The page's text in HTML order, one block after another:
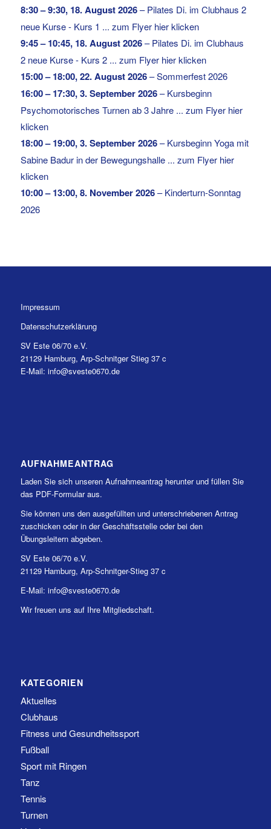
8:30– 9:30, 18. August 2026–Pilates Di. im Clubhaus 2
neue Kurse - Kurs 1 ... zum Flyer hier klicken
9:45– 10:45, 18. August 2026–Pilates Di. im Clubhaus
2 neue Kurse - Kurs 2 ... zum Flyer hier klicken
15:00– 18:00,22. August 2026–Sommerfest 2026
16:00– 17:30,3. September 2026–Kursbeginn
Psychomotorisches Turnen ab 3 Jahre ... zum Flyer hier
klicken
18:00– 19:00,3. September 2026–Kursbeginn Yoga mit
Sabine Badur in der Bewegungshalle ... zum Flyer hier
klicken
10:00– 13:00,8. November 2026–Kinderturn-Sonntag
2026
Impressum
Datenschutzerklärung
SV Este 06/70 e.V.
21129 Hamburg, Arp-Schnitger Stieg 37 c
E-Mail: info@sveste0670.de
AUFNAHMEANTRAG
Laden Sie sich unseren Aufnahmeantrag herunter und füllen Sie
das PDF-Formular aus.
Sie können uns den ausgefüllten und unterschriebenen Antrag
zuschicken oder in der Geschäftsstelle oder bei den
Übungsleitern abgeben.
SV Este 06/70 e.V.
21129 Hamburg, Arp-Schnitger-Stieg 37 c
E-Mail: info@sveste0670.de
Wir freuen uns auf Ihre Mitgliedschaft.
KATEGORIEN
Aktuelles
Clubhaus
Fitness und Gesundheitssport
Fußball
Sport mit Ringen
Tanz
Tennis
Turnen